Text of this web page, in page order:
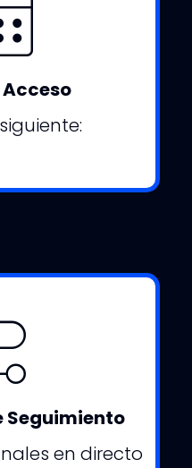
Acceso
Seguimiento
en directo